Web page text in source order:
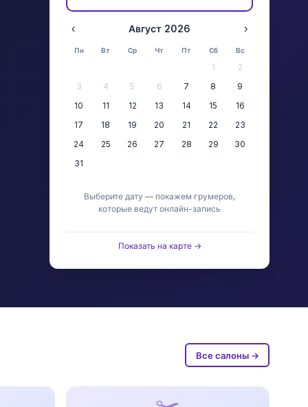
‹ Август 2026 ›
Пн Вт Ср Чт Пт Сб Вс
1
2
3
4 5 6 7 8
9
10
11 12 13 14 15
16
17
18 19 20 21 22
23
24
25 26 27 28 29
30
31
Выберите дату — покажем грумеров,
которые ведут онлайн-запись
Показать на карте →
Все салоны →